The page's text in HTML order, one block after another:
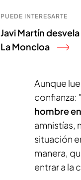
PUEDE INTERESARTE
Javi Martín
La Moncloa
Aunque
confianza:
hombre
amnistías,
situación
manera,
entrar a la